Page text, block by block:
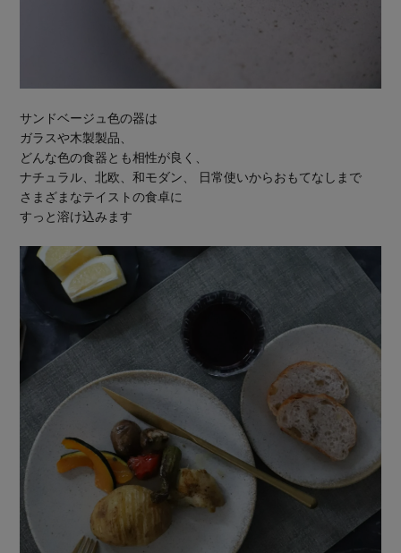
サンドベージュ色の器は
ガラスや木製製品、
どんな色の食器とも相性が良く、
ナチュラル、北欧、和モダン、 日常使いからおもてなしまで
さまざまなテイストの食卓に
すっと溶け込みます